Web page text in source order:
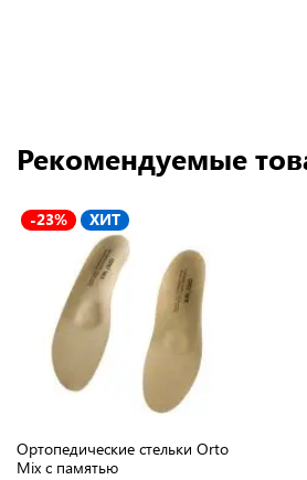
Рекомендуемые
-23% ХИТ
Ортопедические стельки Orto
Mix с памятью